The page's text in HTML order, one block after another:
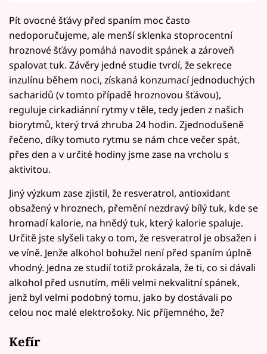
Pít ovocné šťávy před spaním moc často
nedoporučujeme, ale menší sklenka stoprocentní
hroznové šťávy pomáhá navodit spánek a zároveň
spalovat tuk. Závěry jedné studie tvrdí, že sekrece
inzulínu během noci, získaná konzumací jednoduchých
sacharidů (v tomto případě hroznovou šťávou),
reguluje cirkadiánní rytmy v těle, tedy jeden z našich
biorytmů, který trvá zhruba 24 hodin. Zjednodušeně
řečeno, díky tomuto rytmu se nám chce večer spát,
přes den a v určité hodiny jsme zase na vrcholu s
aktivitou.
Jiný výzkum zase zjistil, že resveratrol, antioxidant
obsažený v hroznech, přemění nezdravý bílý tuk, kde se
hromadí kalorie, na hnědý tuk, který kalorie spaluje.
Určitě jste slyšeli taky o tom, že resveratrol je obsažen i
ve víně. Jenže alkohol bohužel není před spaním úplně
vhodný. Jedna ze studií totiž prokázala, že ti, co si dávali
alkohol před usnutím, měli velmi nekvalitní spánek,
jenž byl velmi podobný tomu, jako by dostávali po
celou noc malé elektrošoky. Nic příjemného, že?
Kefír